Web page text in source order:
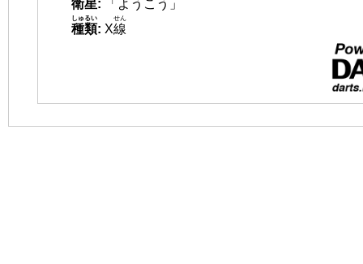
衛星:
「ようこう」
種類
しゅるい
: X線
せん